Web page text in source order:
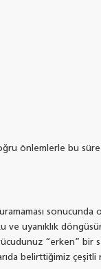
önlemlerle bu
sonucunda
ve uyanıklık
“erken” bir
belirttiğimiz çeşitli